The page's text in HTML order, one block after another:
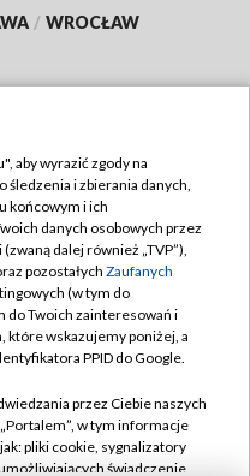
/ WROCŁAW
TVP
aby wyrazić zgody na
i zbierania danych,
końcowym i ich
danych osobowych przez
dalej również „TVP”),
pozostałych Zaufanych
(w tym do
do Twoich zainteresowań i
które wskazujemy poniżej, a
PPID do Google.
przez Ciebie naszych
w tym informacje
pliki cookie, sygnalizatory
świadczenie